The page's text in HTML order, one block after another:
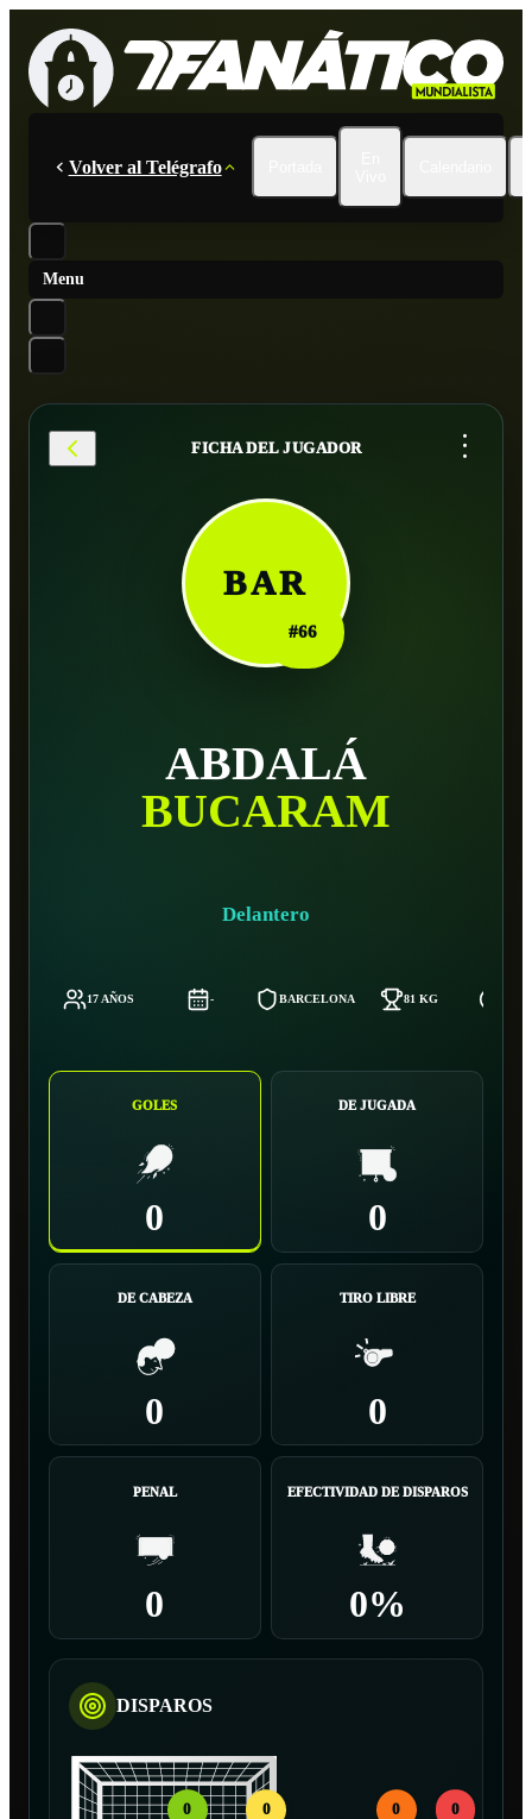
Volver al Telégrafo
Menu
FICHA DEL JUGADOR ...
BAR
#66
ABDALÁ
BUCARAM
Delantero
17 AÑOS - BARCELONA 81 KG
GOLES
0
DE JUGADA
0
DE CABEZA
0
TIRO LIBRE
0
PENAL
0
EFECTIVIDAD DE DISPAROS
0%
DISPAROS
0 0 0 0